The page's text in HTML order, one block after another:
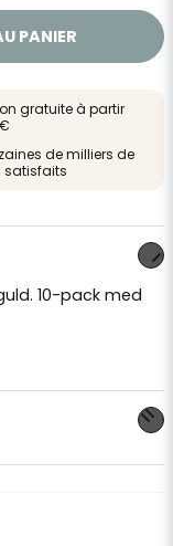
PANIER
gratuite à partir
de milliers de
satisfaits
10-pack med